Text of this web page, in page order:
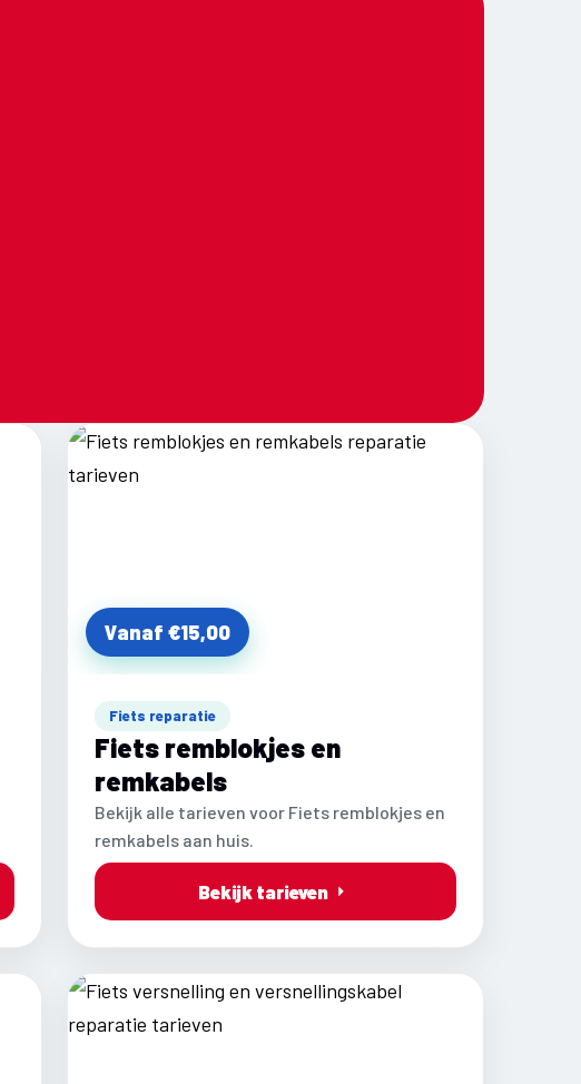
Vanaf €15,00
Fiets reparatie
Fiets remblokjes en
remkabels
Bekijk alle tarieven voor Fiets remblokjes en
remkabels aan huis.
Bekijk tarieven